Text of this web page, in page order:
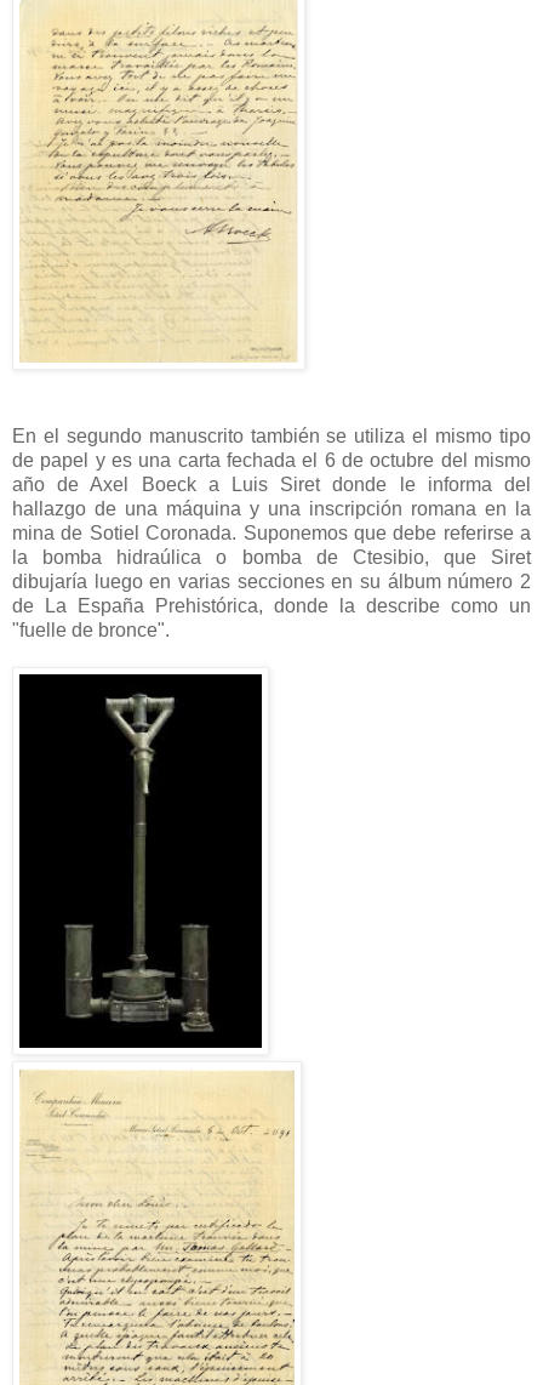
En el segundo manuscrito también se utiliza el mismo tipo
de papel y es una carta fechada el 6 de octubre del mismo
año de Axel Boeck a Luis Siret donde le informa del
hallazgo de una máquina y una inscripción romana en la
mina de Sotiel Coronada. Suponemos que debe referirse a
la bomba hidraúlica o bomba de Ctesibio, que Siret
dibujaría luego en varias secciones en su álbum número 2
de La España Prehistórica, donde la describe como un
"fuelle de bronce".